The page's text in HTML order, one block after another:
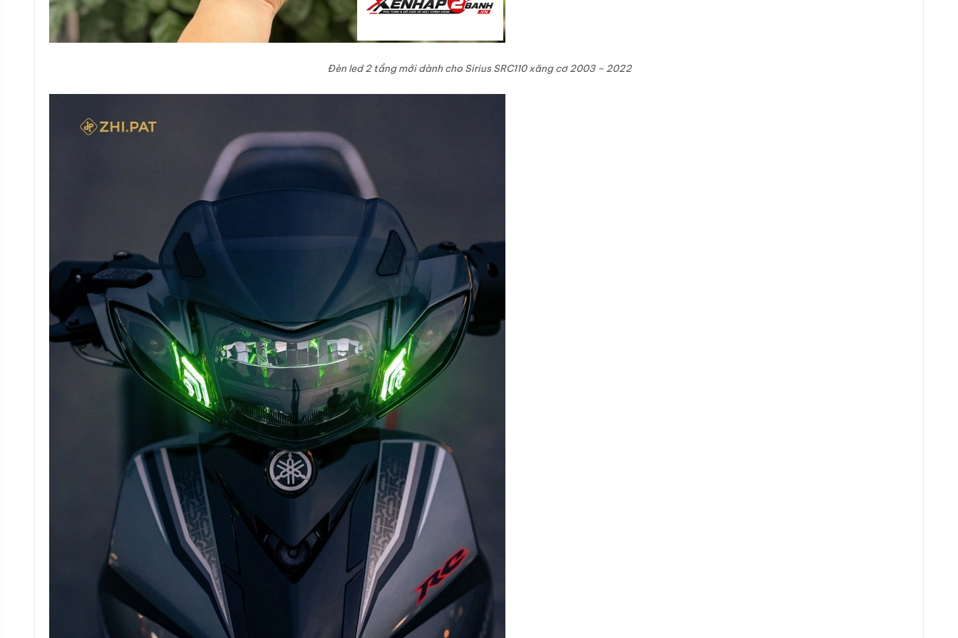
Đèn led 2 tầng mới dành cho Sirius SRC110 xăng cơ 2003 – 2022